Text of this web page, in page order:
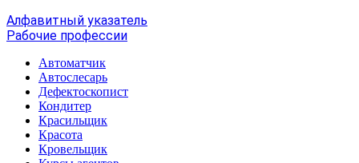
Алфавитный указатель
Рабочие профессии
Автоматчик
Автослесарь
Дефектоскопист
Кондитер
Красильщик
Красота
Кровельщик